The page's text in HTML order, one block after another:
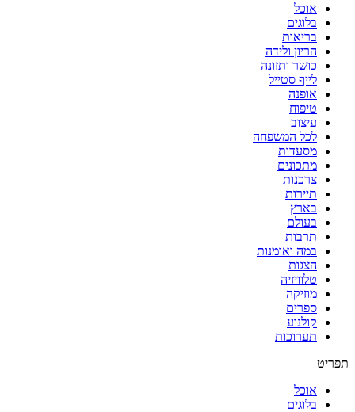
אוכל
בלוגים
בריאות
הריון ולידה
כושר ותזונה
לייף סטייל
אופנה
טיפוח
עיצוב
לכל המשפחה
מסעדות
מתכונים
צרכנות
תיירות
בארץ
בעולם
תרבות
במה ואומנות
הצגות
טלוויזיה
מוזיקה
ספרים
קולנוע
תערוכות
תפריט
אוכל
בלוגים